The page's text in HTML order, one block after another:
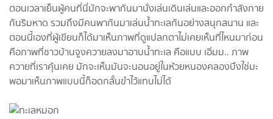
ตอนเวลาเย็นผู้คนที่นี่มักจะพากันมานั่งเล่นเดินเล่นและออกกำลังกาย
กันริมหาด รวมถึงมีคนพากันมาเล่นน้ำทะเลกันอย่างสนุกสนาน และ
ตอนนี้เองที่ผู้เขียนก็ได้มาเห็นภาพที่ดูแปลกตาไม่เคยเห็นที่ไหนมาก่อน
คือภาพที่ชาวบ้านจูงควายลงมาอาบน้ำทะเล คือแบบ เอิ่มม.. ภาพ
ควายที่เราคุ้นเคย มักจะเห็นมันจะนอนอยู่ในห้วยหนองคลองบึงใช่มะ
พอมาเห็นภาพแบบนี้ก็อดกลั้นขำไว้แทบไม่ได้